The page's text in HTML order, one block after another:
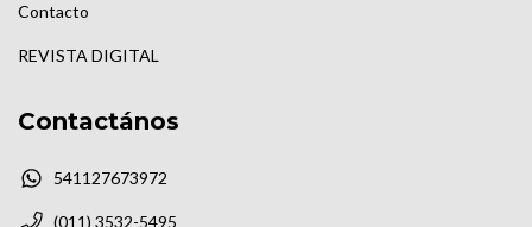
Contacto
REVISTA DIGITAL
Contactános
541127673972
(011) 3532-5495